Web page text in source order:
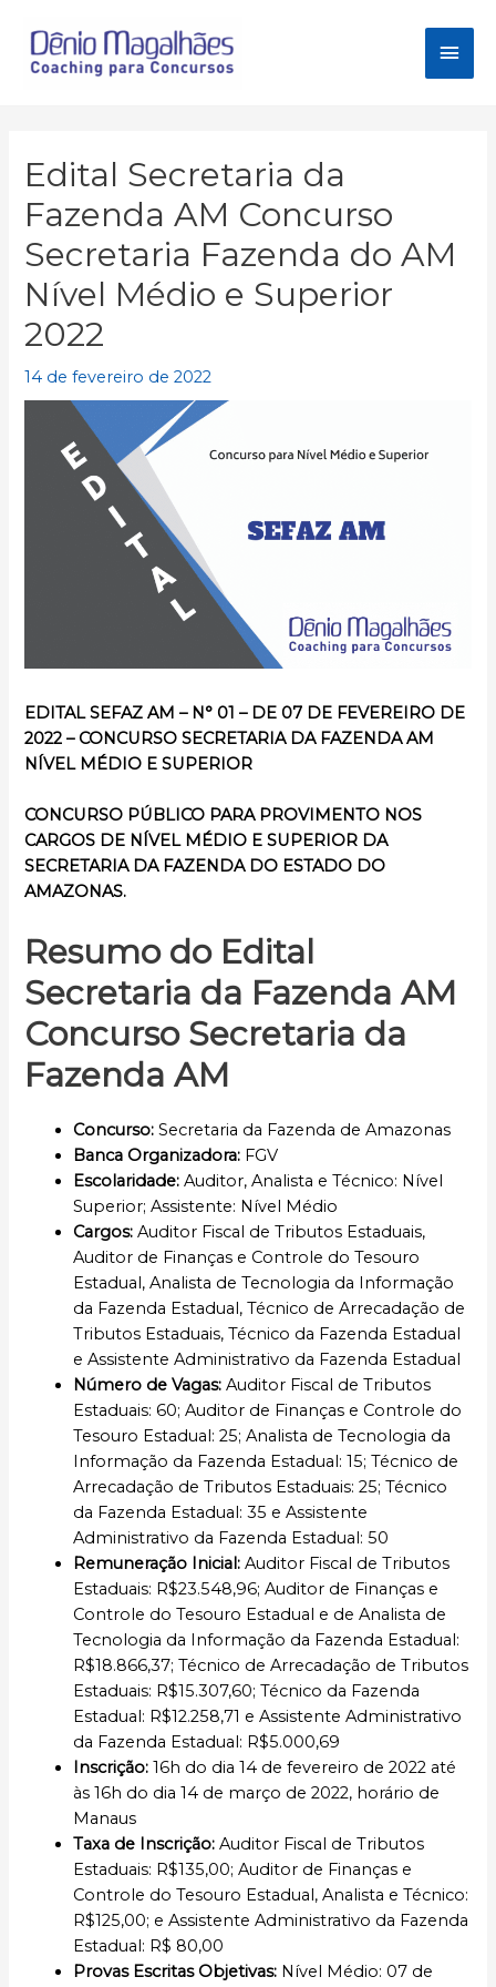
para
Edital Secretaria da
Fazenda AM Concurso
Secretaria Fazenda do AM
Nível Médio e Superior
2022
14 de fevereiro de 2022
EDITAL SEFAZ AM – N° 01 – DE 07 DE FEVEREIRO DE
2022 – CONCURSOSECRETARIA DA FAZENDA AM
NÍVEL MÉDIO E SUPERIOR
CONCURSO PÚBLICO PARA PROVIMENTO NOS
CARGOS DE NÍVEL MÉDIO E SUPERIOR DA
SECRETARIA DA FAZENDA DO ESTADO DO
AMAZONAS.
Resumo do Edital
Secretaria da Fazenda AM
Concurso Secretaria da
Fazenda AM
Concurso:Secretaria da Fazenda de Amazonas
Banca Organizadora: FGV
Escolaridade: Auditor, Analista e Técnico: Nível
Superior; Assistente: Nível Médio
Cargos: Auditor Fiscal de Tributos Estaduais,
Auditor de Finanças e Controle do Tesouro
Estadual, Analista de Tecnologia da Informação
da Fazenda Estadual, Técnico de Arrecadação de
Tributos Estaduais, Técnico da Fazenda Estadual
e Assistente Administrativo da Fazenda Estadual
Número de Vagas:Auditor Fiscal de Tributos
Estaduais: 60; Auditor de Finanças e Controle do
Tesouro Estadual: 25; Analista de Tecnologia da
Informação da Fazenda Estadual: 15; Técnico de
Arrecadação de Tributos Estaduais: 25; Técnico
da Fazenda Estadual: 35 e Assistente
Administrativo da Fazenda Estadual: 50
Remuneração Inicial: Auditor Fiscal de Tributos
Estaduais: R$23.548,96; Auditor de Finanças e
Controle do Tesouro Estadual e de Analista de
Tecnologia da Informação da Fazenda Estadual:
R$18.866,37; Técnico de Arrecadação de Tributos
Estaduais: R$15.307,60; Técnico da Fazenda
Estadual: R$12.258,71 e Assistente Administrativo
da Fazenda Estadual: R$5.000,69
Inscrição: 16h do dia 14 de fevereiro de 2022 até
às 16h do dia 14 de março de 2022, horário de
Manaus
Taxa de Inscrição:Auditor Fiscal de Tributos
Estaduais: R$135,00; Auditor de Finanças e
Controle do Tesouro Estadual, Analista e Técnico:
R$125,00; e Assistente Administrativo da Fazenda
Estadual: R$ 80,00
Provas Escritas Objetivas: Nível Médio: 07 de